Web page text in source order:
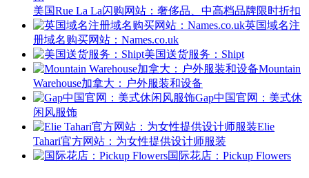
美国Rue La La闪购网站：奢侈品、中高档品牌限时折扣
英国域名注
册域名购买网站：Names.co.uk
美国送货服务：Shipt
Mountain
Warehouse加拿大：户外服装和设备
Gap中国官网：美式休
闲风服饰
Elie
Tahari官方网站：为女性提供设计师服装
国际花店：Pickup Flowers